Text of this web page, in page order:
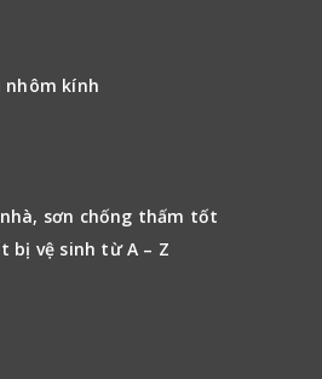
nhôm kính
sơn chống thấm tốt
bị vệ sinh từ A – Z